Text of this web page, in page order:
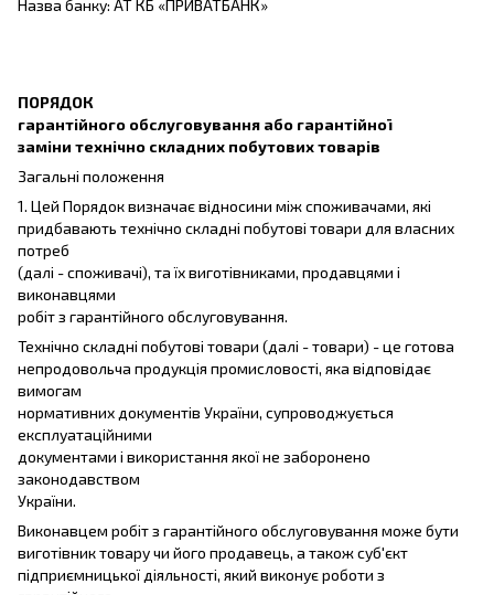
Назва банку: АТ КБ «ПРИВАТБАНК»
ПОРЯДОК
гарантійного обслуговування або гарантійної
заміни технічно складних побутових товарів
Загальні положення
1. Цей Порядок визначає відносини між споживачами, які
придбавають технічно складні побутові товари для власних
потреб
(далі - споживачі), та їх виготівниками, продавцями і
виконавцями
робіт з гарантійного обслуговування.
Технічно складні побутові товари (далі - товари) - це готова
непродовольча продукція промисловості, яка відповідає
вимогам
нормативних документів України, супроводжується
експлуатаційними
документами і використання якої не заборонено
законодавством
України.
Виконавцем робіт з гарантійного обслуговування може бути
виготівник товару чи його продавець, а також суб'єкт
підприємницької діяльності, який виконує роботи з